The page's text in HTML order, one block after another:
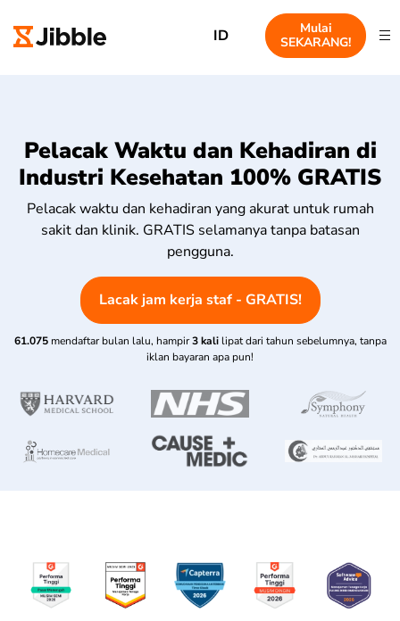
ID
Mulai
SEKARANG!
Pelacak Waktu dan Kehadiran di
Industri Kesehatan 100% GRATIS
Pelacak waktu dan kehadiran yang akurat untuk rumah
sakit dan klinik. GRATIS selamanya tanpa batasan
pengguna.
Lacak jam kerja staf - GRATIS!
61.075 mendaftar bulan lalu, hampir 3 kali lipat dari tahun sebelumnya, tanpa
iklan bayaran apa pun!